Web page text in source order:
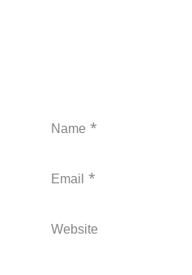
Name *
Email *
Website